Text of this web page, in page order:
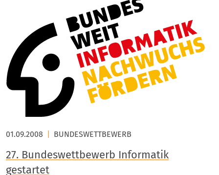
01.09.2008 BUNDESWETTBEWERB
27. Bundeswettbewerb Informatik
gestartet